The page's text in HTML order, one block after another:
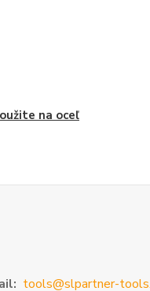
na oceľ
tools@slpartner-